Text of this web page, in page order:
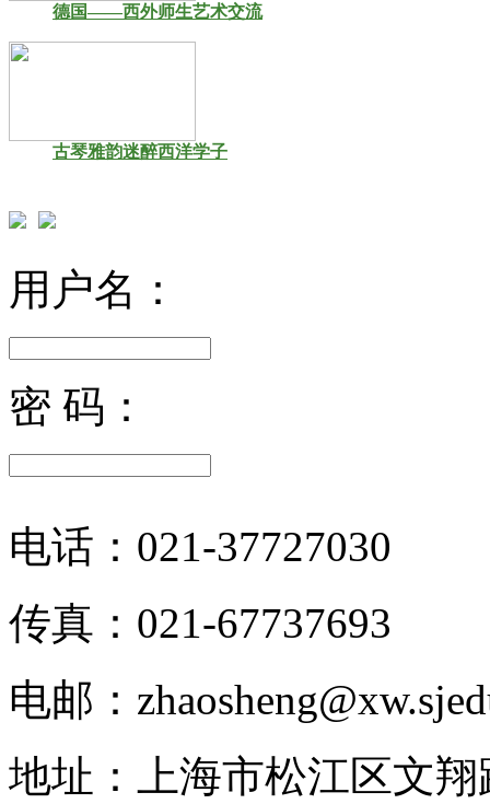
德国——西外师生艺术交流
古琴雅韵迷醉西洋学子
用户名：
密 码：
电话：021-37727030
传真：021-67737693
电邮：
地址：上海市松江区文翔